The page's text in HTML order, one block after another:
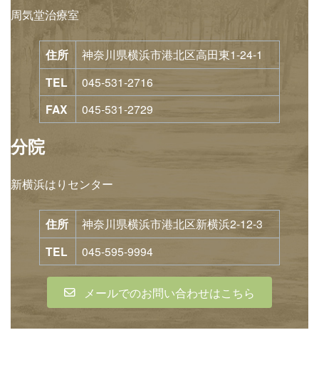
周気堂治療室
住所 神奈川県横浜市港北区高田東1-24-1
TEL 045-531-2716
FAX 045-531-2729
分院
新横浜はりセンター
住所 神奈川県横浜市港北区新横浜2-12-3
TEL 045-595-9994
メールでのお問い合わせはこちら